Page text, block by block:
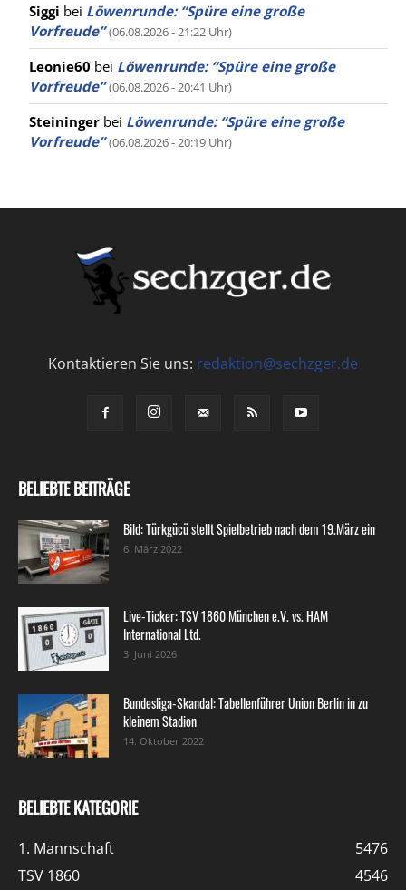
Siggi bei Löwenrunde: “Spüre eine große
Vorfreude” (06.08.2026 - 21:22 Uhr)
Leonie60 bei Löwenrunde: “Spüre eine große
Vorfreude” (06.08.2026 - 20:41 Uhr)
Steininger bei Löwenrunde: “Spüre eine große
Vorfreude” (06.08.2026 - 20:19 Uhr)
Kontaktieren Sie uns: redaktion@sechzger.de
BELIEBTE BEITRÄGE
Bild: Türkgücü stellt Spielbetrieb nach dem 19.März ein
6. März 2022
Live-Ticker: TSV 1860 München e.V. vs. HAM
International Ltd.
3. Juni 2026
Bundesliga-Skandal: Tabellenführer Union Berlin in zu
kleinem Stadion
14. Oktober 2022
BELIEBTE KATEGORIE
1. Mannschaft
5476
TSV 1860
4546